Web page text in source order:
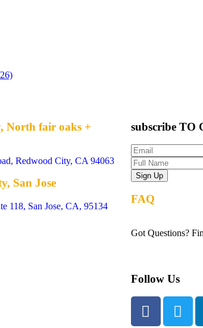
North fair oaks +
Redwood City, CA 94063
San Jose
118, San Jose, CA, 95134
subscribe TO
FAQ
Got Questions?
Follow Us